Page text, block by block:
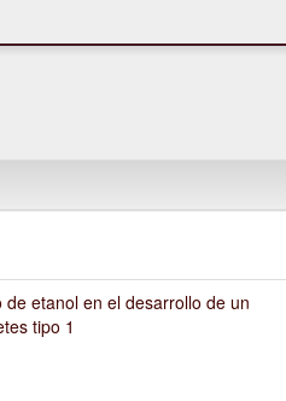
etanol en el desarrollo de un
tipo 1